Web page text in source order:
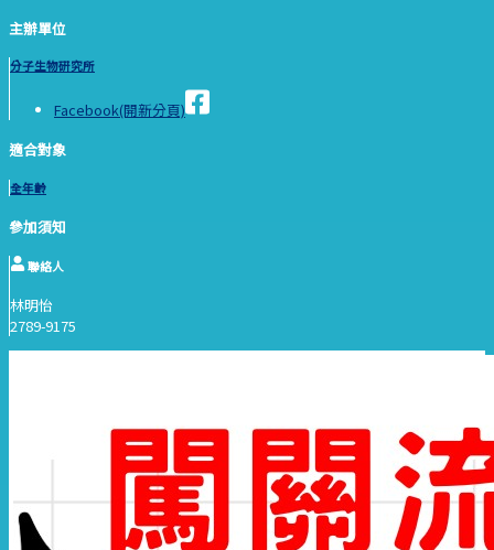
主辦單位
分子生物研究所
Facebook(開新分頁)
適合對象
全年齡
參加須知
聯絡人
林明怡
2789-9175